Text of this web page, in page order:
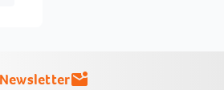
Newslettermark_email_unread